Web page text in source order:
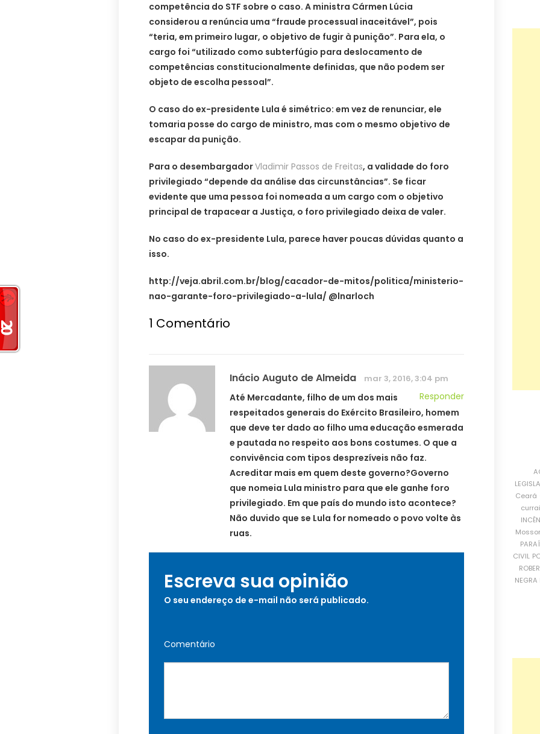
competência do STF sobre o caso. A ministra Cármen Lúcia
considerou a renúncia uma “fraude processual inaceitável”, pois
“teria, em primeiro lugar, o objetivo de fugir à punição”. Para ela, o
cargo foi “utilizado como subterfúgio para deslocamento de
competências constitucionalmente definidas, que não podem ser
objeto de escolha pessoal”.
O caso do ex-presidente Lula é simétrico: em vez de renunciar, ele
tomaria posse do cargo de ministro, mas com o mesmo objetivo de
escapar da punição.
Para o desembargadorVladimir Passos de Freitas, a validade do foro
privilegiado “depende da análise das circunstâncias”. Se ficar
evidente que uma pessoa foi nomeada a um cargo com o objetivo
principal de trapacear a Justiça, o foro privilegiado deixa de valer.
No caso do ex-presidente Lula, parece haver poucas dúvidas quanto a
isso.
http://veja.abril.com.br/blog/cacador-de-mitos/politica/ministerio-
nao-garante-foro-privilegiado-a-lula/ @lnarloch
1 Comentário
Inácio Auguto de Almeida mar 3, 2016, 3:04 pm
Responder
Até Mercadante, filho de um dos mais
respeitados generais do Exército Brasileiro, homem
que deve ter dado ao filho uma educação esmerada
e pautada no respeito aos bons costumes. O que a
convivência com tipos desprezíveis não faz.
Acreditar mais em quem deste governo?Governo
que nomeia Lula ministro para que ele ganhe foro
privilegiado. Em que país do mundo isto acontece?
Não duvido que se Lula for nomeado o povo volte às
ruas.
Escreva sua opinião
O seu endereço de e-mail não será publicado.
Comentário
Ceará
CIVIL
NEGRA